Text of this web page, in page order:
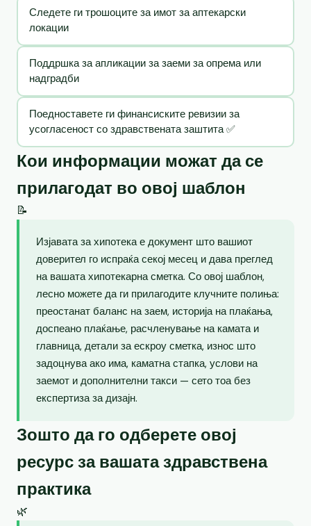
Следете ги трошоците за имот за аптекарски
локации
Поддршка за апликации за заеми за опрема или
надградби
Поедноставете ги финансиските ревизии за
усогласеност со здравствената заштита ✅
Кои информации можат да се
прилагодат во овој шаблон
📝
Изјавата за хипотека е документ што вашиот
доверител го испраќа секој месец и дава преглед
на вашата хипотекарна сметка. Со овој шаблон,
лесно можете да ги прилагодите клучните полиња:
преостанат баланс на заем, историја на плаќања,
доспеано плаќање, расчленување на камата и
главница, детали за ескроу сметка, износ што
задоцнува ако има, каматна стапка, услови на
заемот и дополнителни такси — сето тоа без
експертиза за дизајн.
Зошто да го одберете овој
ресурс за вашата здравствена
практика
🌿